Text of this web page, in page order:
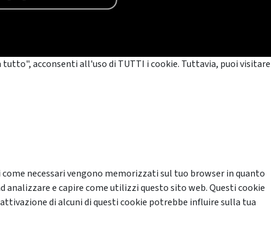
acconsenti all'uso di TUTTI i cookie. Tuttavia, puoi visitare
necessari vengono memorizzati sul tuo browser in quanto
e capire come utilizzi questo sito web. Questi cookie
di alcuni di questi cookie potrebbe influire sulla tua